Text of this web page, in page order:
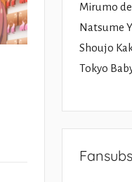
Mirumo de
Natsume
Shoujo
Tokyo